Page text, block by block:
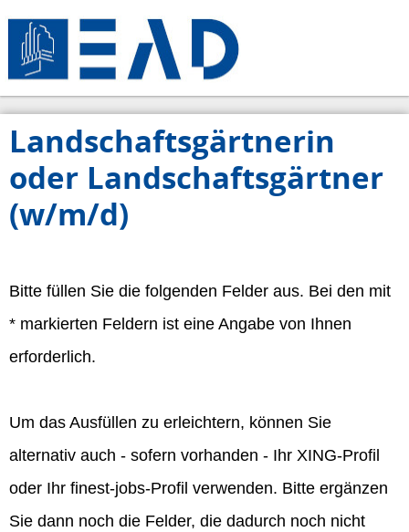
Landschaftsgärtnerin
oder Landschaftsgärtner
(w/m/d)
Bitte füllen Sie die folgenden Felder aus. Bei den mit
* markierten Feldern ist eine Angabe von Ihnen
erforderlich.
Um das Ausfüllen zu erleichtern, können Sie
alternativ auch - sofern vorhanden - Ihr XING-Profil
oder Ihr finest-jobs-Profil verwenden. Bitte ergänzen
Sie dann noch die Felder, die dadurch noch nicht